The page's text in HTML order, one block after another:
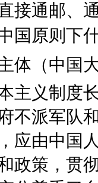
接通邮、
国原则下
体（中国
主义制度
不派军队
应由中国
政策，贯